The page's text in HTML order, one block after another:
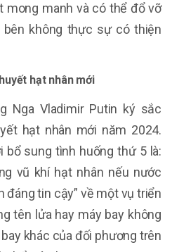
mong manh và có thể đổ vỡ
không thực sự có thiện
hạt nhân mới
Nga Vladimir Putin ký sắc
hạt nhân mới năm 2024.
bổ sung tình huống thứ 5 là:
vũ khí hạt nhân nếu nước
đáng tin cậy” về một vụ triển
tên lửa hay máy bay không
khác của đối phương trên